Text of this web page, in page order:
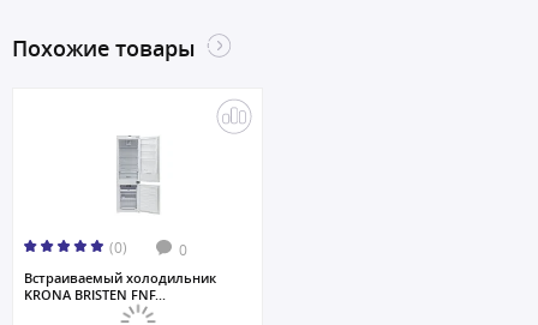
Похожие товары
(0) 0
Встраиваемый холодильник
KRONA BRISTEN FNF...